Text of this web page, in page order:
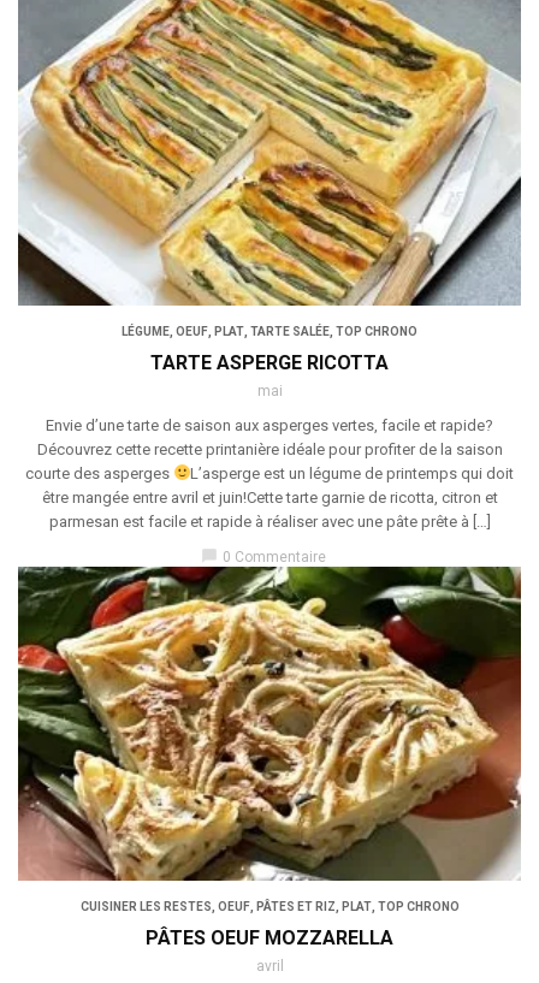
LÉGUME OEUF PLAT TARTE SALÉE TOP CHRONO
TARTE ASPERGE RICOTTA
mai
Envie d’une tarte de saison aux asperges vertes, facile et rapide?
Découvrez cette recette printanière idéale pour profiter de la saison
courte des asperges
L’asperge est un légume de printemps qui doit
être mangée entre avril et juin!Cette tarte garnie de ricotta, citron et
parmesan est facile et rapide à réaliser avec une pâte prête à […]
0 Commentaire
CUISINER LES RESTES OEUF, PÂTES ET RIZ PLAT, TOP CHRONO
PÂTES OEUF MOZZARELLA
avril